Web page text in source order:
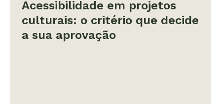
Acessibilidade em projetos
culturais: o critério que decide
a sua aprovação